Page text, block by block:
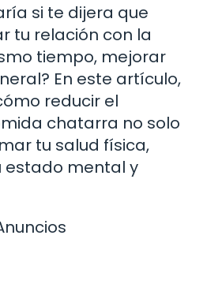
si te dijera que
tu relación con la
tiempo, mejorar
En este artículo,
reducir el
chatarra no solo
tu salud física,
estado mental y